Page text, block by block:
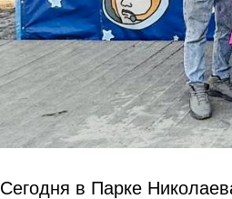
Сегодня в Парке